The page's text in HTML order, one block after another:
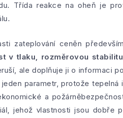
Třída reakce na oheň je
zateplování ceněn
v tlaku, rozměrovou
ale doplňuje ji o informaci
parametr, protože
a
jehož vlastnosti jsou dobře